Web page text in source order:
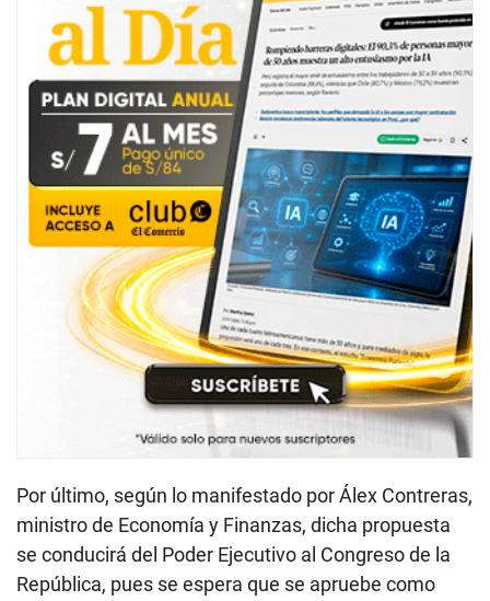
Por último, según lo manifestado por Álex Contreras,
ministro de Economía y Finanzas, dicha propuesta
se conducirá del Poder Ejecutivo al Congreso de la
República, pues se espera que se apruebe como